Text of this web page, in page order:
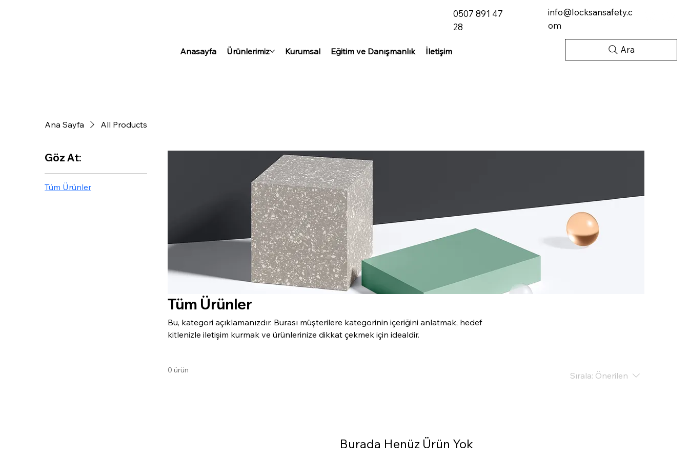
0507 891 47
28
info@locksansafety.c
om
Anasayfa Ürünlerimiz Kurumsal Eğitim ve Danışmanlık İletişim Ara
Ana Sayfa All Products
Göz At:
Tüm Ürünler
Tüm Ürünler
Bu, kategori açıklamanızdır. Burası müşterilere kategorinin içeriğini anlatmak, hedef
kitlenizle iletişim kurmak ve ürünlerinize dikkat çekmek için idealdir.
0 ürün
Sırala: Önerilen
Burada Henüz Ürün Yok